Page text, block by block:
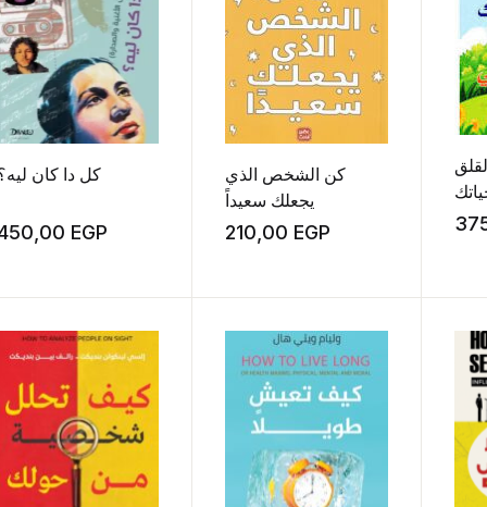
كل دا كان
EGP
كن الشخص الذي
يجعلك سعيداً
210,00 EGP